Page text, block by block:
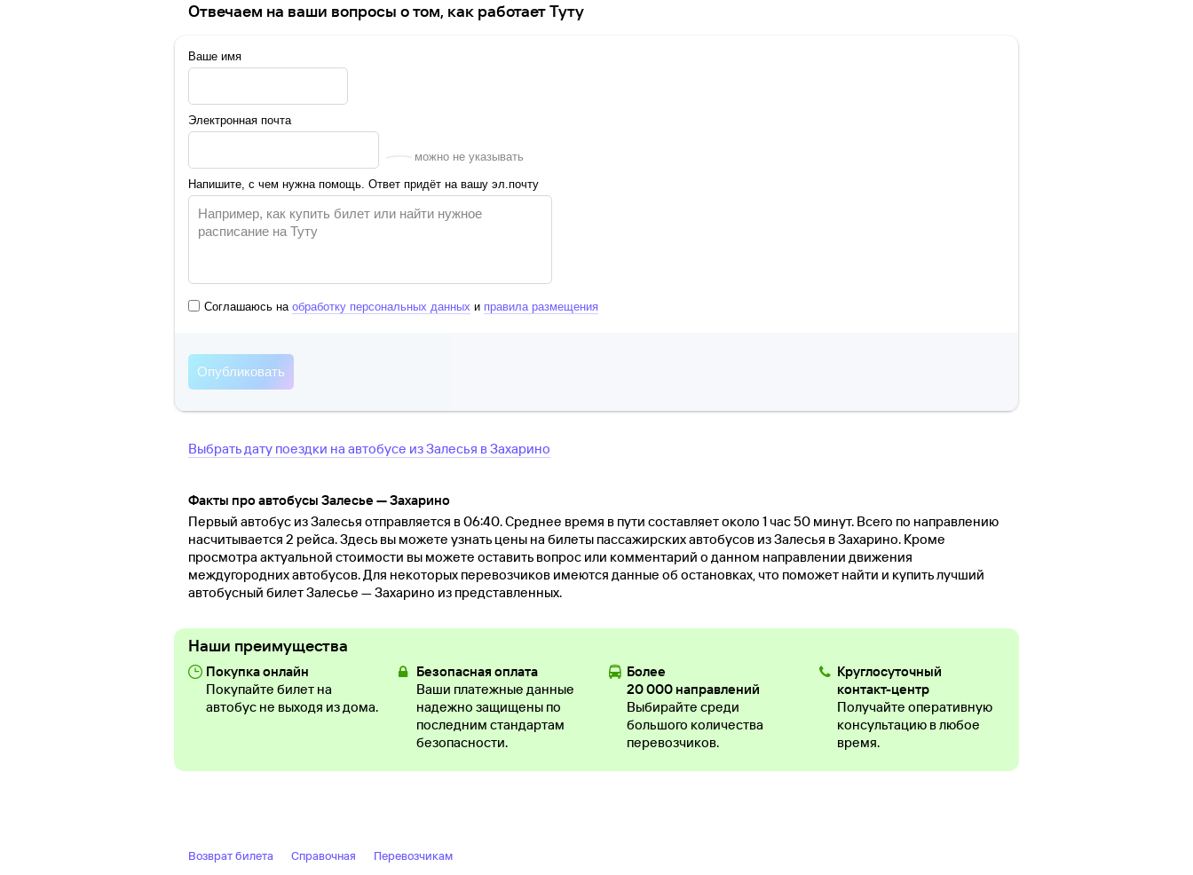
Отвечаем на ваши вопросы о том, как работает Туту
Ваше имя
Электронная почта
можно не указывать
Напишите, с чем нужна помощь. Ответ придёт на вашу эл.почту
Соглашаюсь на обработку персональных данных и правила размещения
Выбрать дату поездки на автобусе изЗалесья вЗахарино
Факты про автобусы Залесье — Захарино
Первый автобус из Залесья отправляется в 06:40. Среднее время в пути составляет около 1 час 50 минут. Всего по направлению
насчитывается 2 рейса. Здесь вы можете узнать цены на билеты пассажирских автобусов из Залесья в Захарино. Кроме
просмотра актуальной стоимости вы можете оставить вопрос или комментарий о данном направлении движения
междугородних автобусов. Для некоторых перевозчиков имеются данные об остановках, что поможет найти и купить лучший
автобусный билет Залесье — Захарино из представленных.
Наши преимущества
Покупка онлайн
Покупайте билет на
автобус не выходя из дома.
Безопасная оплата
Ваши платежные данные
надежно защищены по
последним стандартам
безопасности.
Более
20 000 направлений
Выбирайте среди
большого количества
перевозчиков.
Круглосуточный
контакт-центр
Получайте оперативную
консультацию в любое
время.
Возврат билета Справочная Перевозчикам